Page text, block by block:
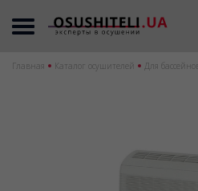
Главная Каталог осушителей Для бассейнов